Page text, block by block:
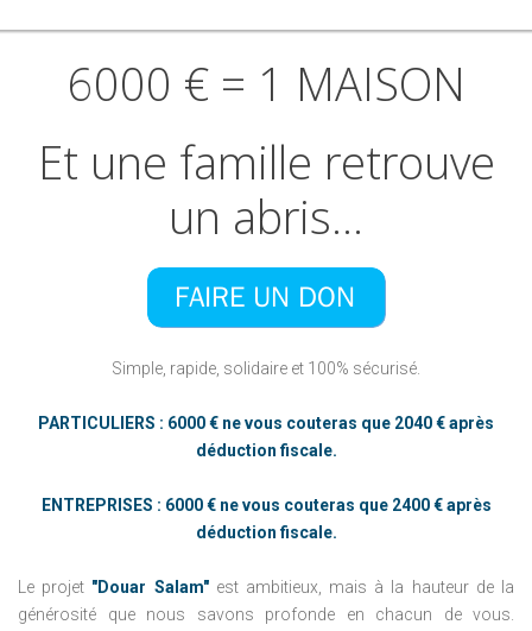
6000 € = 1 MAISON
Et une famille retrouve
un abris…
Simple, rapide, solidaire et 100% sécurisé.
PARTICULIERS : 6000 € ne vous couteras que 2040 € après
déduction fiscale.
ENTREPRISES : 6000 € ne vous couteras que 2400 € après
déduction fiscale.
Le projet "Douar Salam"est ambitieux, mais à la hauteur de la
générosité que nous savons profonde en chacun de vous.